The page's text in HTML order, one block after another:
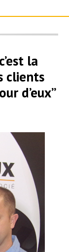
la
clients
d’eux”